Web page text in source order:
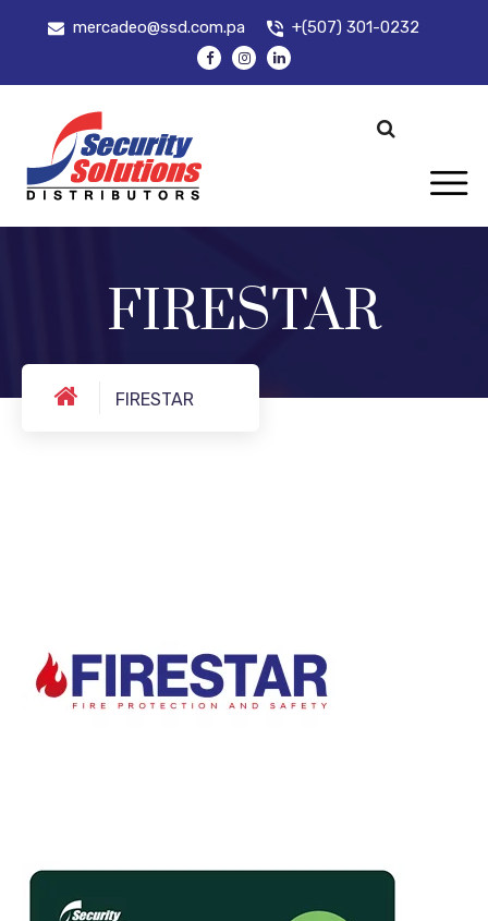
mercadeo@ssd.com.pa +(507) 301-0232
FIRESTAR
FIRESTAR